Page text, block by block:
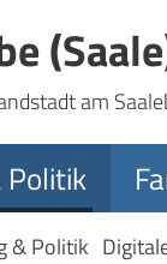
am
& Politik